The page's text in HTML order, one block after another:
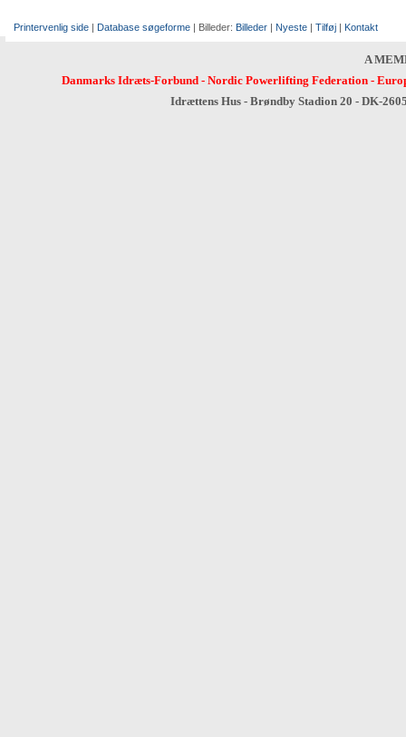
Printervenlig side | Database søgeforme | Billeder: Billeder | Nyeste | Tilføj | Kontakt
A
Danmarks Idræts-Forbund- Nordic Powerlifting Federation-
Idrættens Hus - Brøndby Stadion 20 - DK-